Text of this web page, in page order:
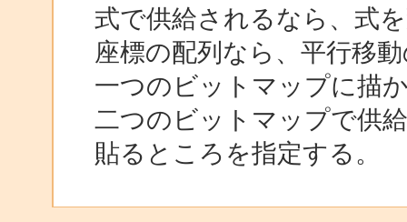
式で供給されるなら、式
座標の配列なら、平行移
一つのビットマップに描
二つのビットマップで供
貼るところを指定する。